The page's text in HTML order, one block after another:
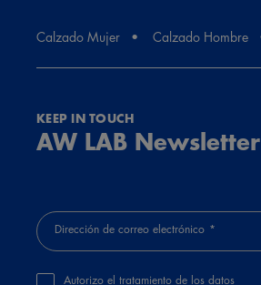
Calzado Mujer Calzado Hombre
KEEP IN TOUCH
AW LAB Newsletter
Dirección de correo electrónico
Autorizo el tratamiento de los datos